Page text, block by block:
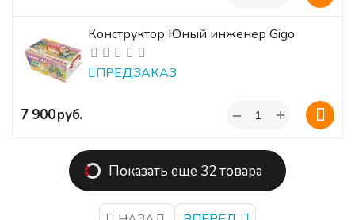
Конструктор Юный инженер Gigo
ПРЕДЗАКАЗ
‍7 900‍руб. +
−
Показать еще 32 товара